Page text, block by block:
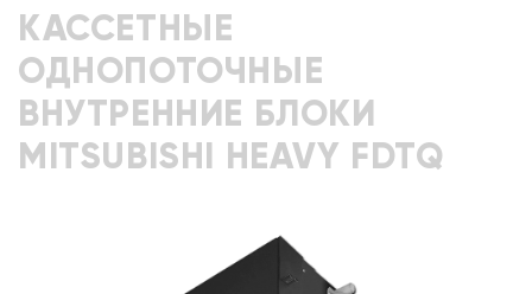
КАССЕТНЫЕ
ОДНОПОТОЧНЫЕ
ВНУТРЕННИЕ БЛОКИ
MITSUBISHI HEAVY FDTQ